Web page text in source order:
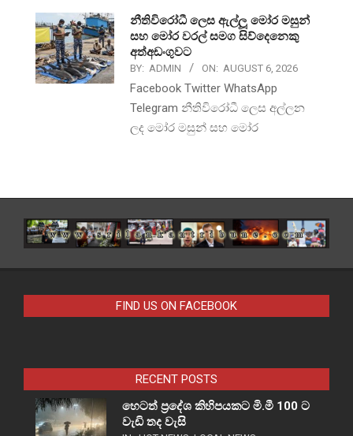
නීතිවිරෝධී ලෙස ඇල්ලූ මෝර මසුන්
සහ මෝර වරල් සමග සිව්දෙනෙකු
අත්අඩංගුවට
BY: ADMIN ON: AUGUST 6, 2026
Facebook Twitter WhatsApp
Telegram නීතිවිරෝධී ලෙස අල්ලන
ලද මෝර මසුන් සහ මෝර
FIND US ON FACEBOOK
RECENT POSTS
හෙටත් ප්‍රදේශ කිහිපයකට මි.මී 100 ට
වැඩි තද වැසි